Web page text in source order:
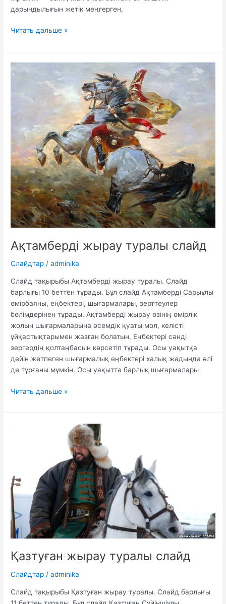
дарындылығын жетік меңгерген,
Үмбетей
туралы
слайд
Читать дальше »
Ақтамберді жырау туралы слайд
Слайдтар /adminika
Слайд тақырыбы Ақтамберді жырау туралы. Слайд
барлығы 10 беттен тұрады. Бұл слайд Ақтамберді Сарыұлы
өмірбаяны, еңбектері, шығармалары, зерттеулер
бөлімдерінен тұрады. Ақтамберді жырау өзінің өмірлік
жолын шығармаларына әсемдік қуаты мол, келісті
ұйқастықтарымен жазған болатын. Еңбектері сәнді
зергердің қолтаңбасын көрсетіп тұрады. Осы уақытқа
дейін жетпеген шығармалық еңбектері халық жадында әлі
де тұрғаны мүмкін. Осы уақытта барлық шығармалары
Ақтамберді
туралы
Читать дальше »
Қазтуған жырау туралы слайд
Слайдтар /adminika
Слайд тақырыбы Қазтуған жырау туралы. Слайд барлығы